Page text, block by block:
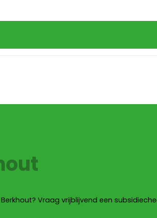
Vraag vrijblijvend een